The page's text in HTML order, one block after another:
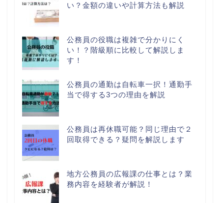
い？金額の違いや計算方法も解説
公務員の役職は複雑で分かりにく
い！？階級順に比較して解説しま
す！
公務員の通勤は自転車一択！通勤手
当で得する3つの理由を解説
公務員は再休職可能？同じ理由で２
回取得できる？疑問を解説します
地方公務員の広報課の仕事とは？業
務内容を経験者が解説！